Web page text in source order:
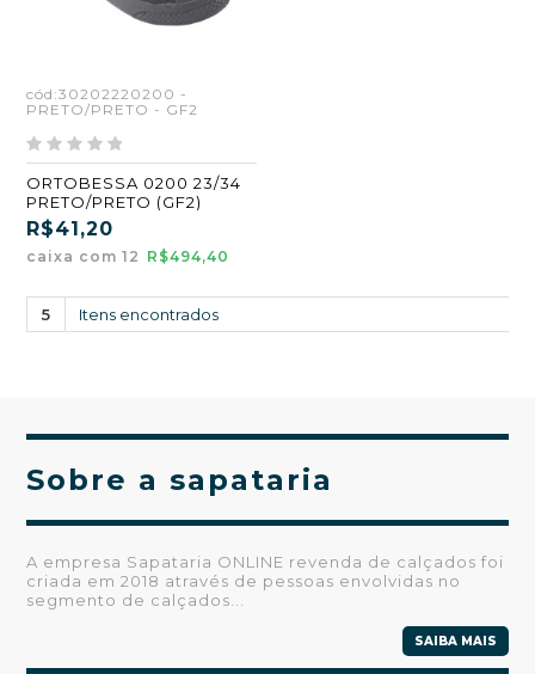
cód:30202220200 -
PRETO/PRETO - GF2
ORTOBESSA 0200 23/34
PRETO/PRETO (GF2)
R$41,20
caixa com 12 R$494,40
5 Itens encontrados
Sobre a sapataria
A empresa Sapataria ONLINE revenda de calçados foi
criada em 2018 através de pessoas envolvidas no
segmento de calçados...
SAIBA MAIS